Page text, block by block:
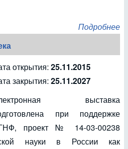
Подробнее
открытия: 25.11.2015
закрытия: 25.11.2027
выставка
при поддержке
проект № 14-03-00238
науки в России как